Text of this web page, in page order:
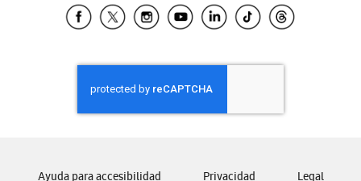
Samsung El Salvador
Samsung Honduras
Samsung Nicaragua
Samsung Panamá
Samsung Venezuela